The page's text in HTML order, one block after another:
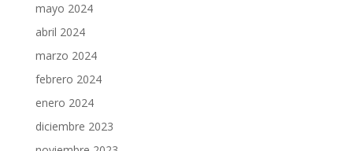
mayo 2024
abril 2024
marzo 2024
febrero 2024
enero 2024
diciembre 2023